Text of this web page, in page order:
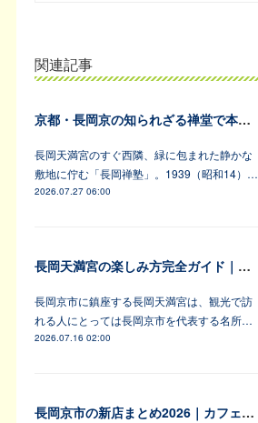
関連記事
京都・長岡京の知られざる禅堂で本格的な坐禅体験
長岡天満宮のすぐ西隣、緑に包まれた静かな
敷地に佇む「長岡禅塾」。1939（昭和14）…
2026.07.27 06:00
長岡天満宮の楽しみ方完全ガイド｜アンバサダーが教えます！
長岡京市に鎮座する長岡天満宮は、観光で訪
れる人にとっては長岡京市を代表する名所…
2026.07.16 02:00
長岡京市の新店まとめ2026｜カフェ・居酒屋・韓国料理など注目6軒